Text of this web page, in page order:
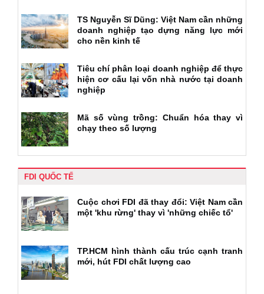
TS Nguyễn Sĩ Dũng: Việt Nam cần những
doanh nghiệp tạo dựng năng lực mới
cho nền kinh tế
Tiêu chí phân loại doanh nghiệp để thực
hiện cơ cấu lại vốn nhà nước tại doanh
nghiệp
Mã số vùng trồng: Chuẩn hóa thay vì
chạy theo số lượng
FDI QUỐC TẾ
Cuộc chơi FDI đã thay đổi: Việt Nam cần
một 'khu rừng' thay vì 'những chiếc tổ'
TP.HCM hình thành cấu trúc cạnh tranh
mới, hút FDI chất lượng cao